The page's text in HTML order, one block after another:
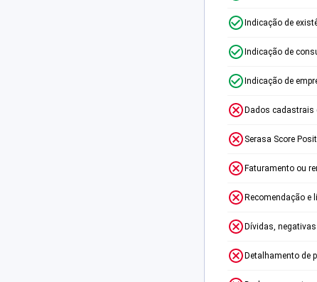
Indicação de
Indicação de
Indicação de
Dados cadastrais
Serasa Score
Faturamento ou
Recomendação e
Dívidas,
Detalhamento de